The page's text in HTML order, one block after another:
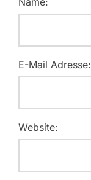
E-Mail Adresse:
Website: